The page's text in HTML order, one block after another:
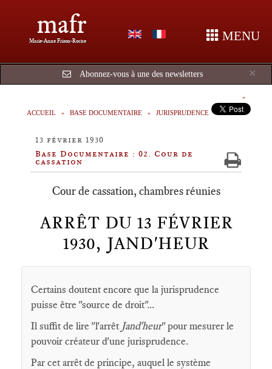
mafr
Marie-Anne Frison-Roche MENU
×
Abonnez-vous à une des newsletters
ACCUEIL BASE DOCUMENTAIRE JURISPRUDENCE
13 février 1930
Base Documentaire : 02. Cour de
cassation
Cour de cassation, chambres réunies
ARRÊT DU 13 FÉVRIER
1930, JAND'HEUR
Certains doutent encore que la jurisprudence
puisse être "source de droit"...
Il suffit de lire "l'arrêt Jand'heur" pour mesurer le
pouvoir créateur d'une jurisprudence.
Par cet arrêt de principe, auquel le système